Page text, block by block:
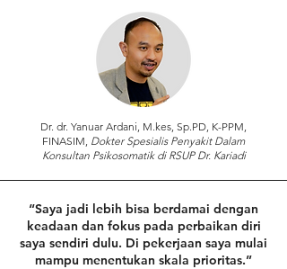
Dr. dr. Yanuar Ardani, M.kes, Sp.PD, K-PPM,
FINASIM, Dokter Spesialis Penyakit Dalam
Konsultan Psikosomatik di RSUP Dr. Kariadi
“Saya jadi lebih bisa berdamai dengan
keadaan dan fokus pada perbaikan diri
saya sendiri dulu. Di pekerjaan saya mulai
mampu menentukan skala prioritas.”